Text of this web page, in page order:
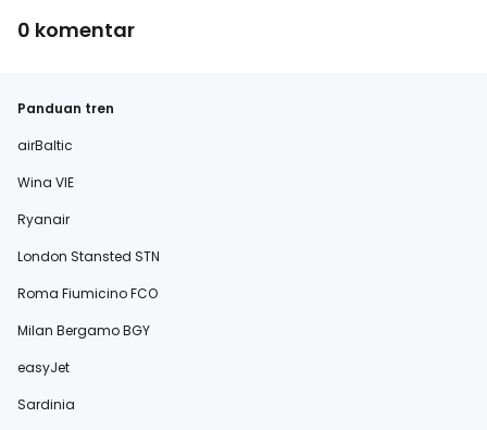
0 komentar
Panduan tren
airBaltic
Wina VIE
Ryanair
London Stansted STN
Roma Fiumicino FCO
Milan Bergamo BGY
easyJet
Sardinia